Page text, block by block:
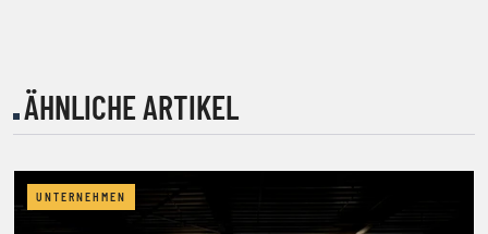
ÄHNLICHE ARTIKEL
UNTERNEHMEN